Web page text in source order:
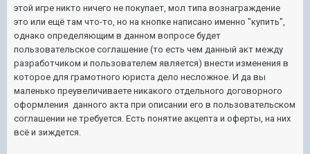
этой игре никто ничего не покупает, мол типа вознаграждение
это или ещё там что-то, но на кнопке написано именно "купить",
однако определяющим в данном вопросе будет
пользовательское соглашение (то есть чем данный акт между
разработчиком и пользователем является) внести изменения в
которое для грамотного юриста дело несложное. И да вы
маленько преувеличиваете никакого отдельного договорного
оформления данного акта при описании его в пользовательском
соглашении не требуется. Есть понятие акцепта и оферты, на них
всё и зиждется.